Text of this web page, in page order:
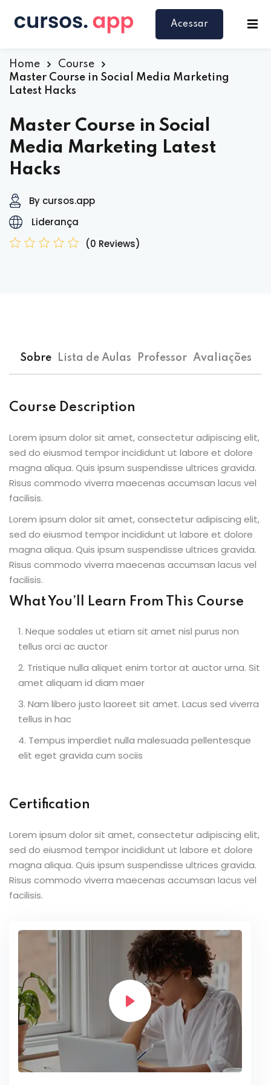
Acessar
Home
Course
Master Course in Social Media Marketing
Latest Hacks
Master Course in Social
Media Marketing Latest
Hacks
By cursos.app
Liderança
(0 Reviews)
Sobre Lista de Aulas Professor Avaliações
Course Description
Lorem ipsum dolor sit amet, consectetur adipiscing elit,
sed do eiusmod tempor incididunt ut labore et dolore
magna aliqua. Quis ipsum suspendisse ultrices gravida.
Risus commodo viverra maecenas accumsan lacus vel
facilisis.
Lorem ipsum dolor sit amet, consectetur adipiscing elit,
sed do eiusmod tempor incididunt ut labore et dolore
magna aliqua. Quis ipsum suspendisse ultrices gravida.
Risus commodo viverra maecenas accumsan lacus vel
facilisis.
What You’ll Learn From This Course
Neque sodales ut etiam sit amet nisl purus non
tellus orci ac auctor
Tristique nulla aliquet enim tortor at auctor urna. Sit
amet aliquam id diam maer
Nam libero justo laoreet sit amet. Lacus sed viverra
tellus in hac
Tempus imperdiet nulla malesuada pellentesque
elit eget gravida cum sociis
Certification
Lorem ipsum dolor sit amet, consectetur adipiscing elit,
sed do eiusmod tempor incididunt ut labore et dolore
magna aliqua. Quis ipsum suspendisse ultrices gravida.
Risus commodo viverra maecenas accumsan lacus vel
facilisis.